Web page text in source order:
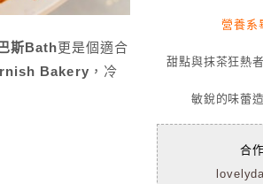
巴斯Bath更是個適合
Bakery ，冷
營養系
甜點與抹茶狂熱
敏銳的味蕾
合